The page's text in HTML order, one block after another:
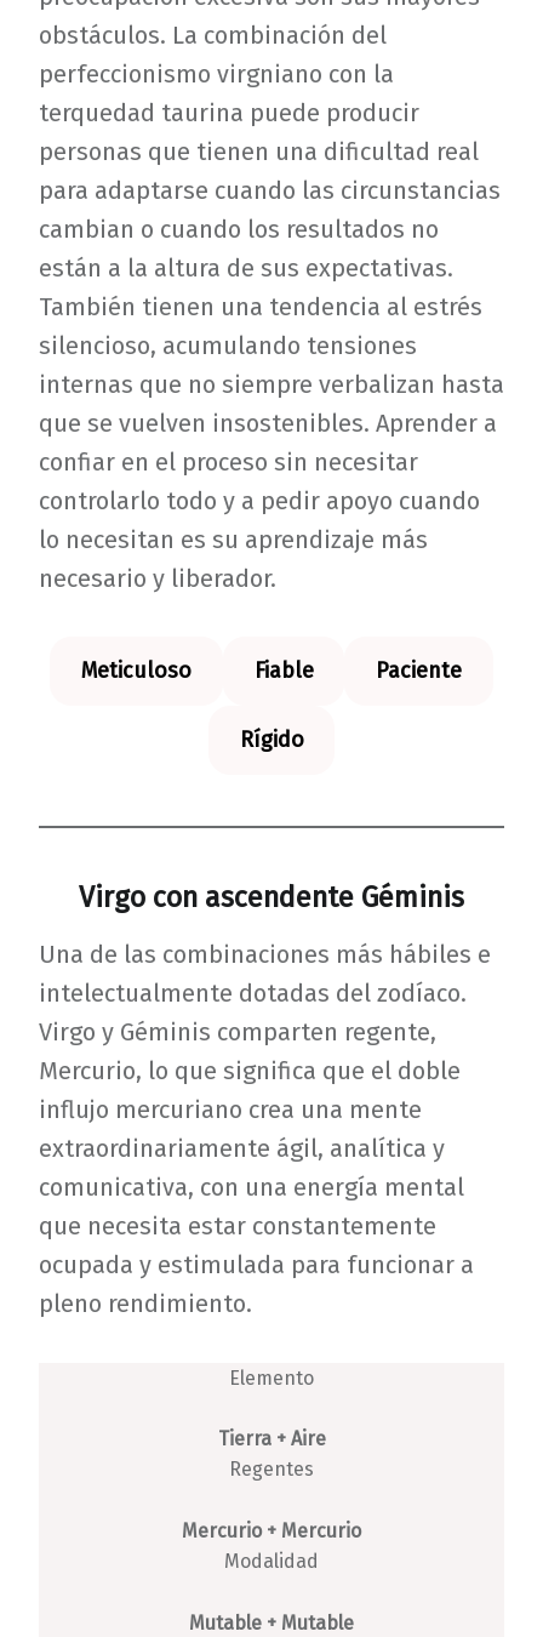
obstáculos. La combinación del
perfeccionismo virgniano con la
terquedad taurina puede producir
personas que tienen una dificultad real
para adaptarse cuando las circunstancias
cambian o cuando los resultados no
están a la altura de sus expectativas.
También tienen una tendencia al estrés
silencioso, acumulando tensiones
internas que no siempre verbalizan hasta
que se vuelven insostenibles. Aprender a
confiar en el proceso sin necesitar
controlarlo todo y a pedir apoyo cuando
lo necesitan es su aprendizaje más
necesario y liberador.
Meticuloso Fiable Paciente
Rígido
Virgo con ascendente Géminis
Una de las combinaciones más hábiles e
intelectualmente dotadas del zodíaco.
Virgo y Géminis comparten regente,
Mercurio, lo que significa que el doble
influjo mercuriano crea una mente
extraordinariamente ágil, analítica y
comunicativa, con una energía mental
que necesita estar constantemente
ocupada y estimulada para funcionar a
pleno rendimiento.
Elemento
Tierra + Aire
Regentes
Mercurio + Mercurio
Modalidad
Mutable + Mutable